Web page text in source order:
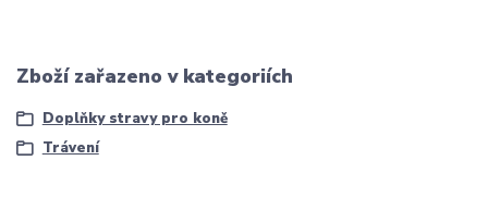
Zboží zařazeno v kategoriích
Doplňky stravy pro koně
Trávení